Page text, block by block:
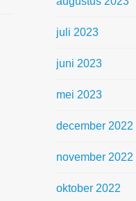
juli 2023
juni 2023
mei 2023
december 2022
november 2022
oktober 2022